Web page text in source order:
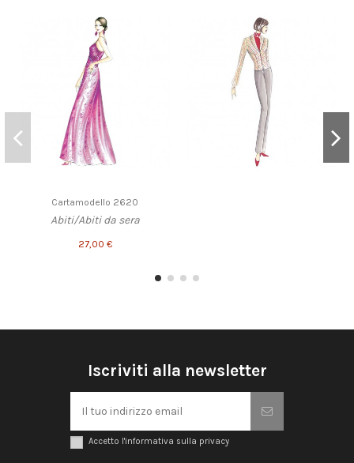
Cartamodello 2620
Abiti/Abiti da sera
27,00 €
Iscriviti alla newsletter
Accetto l'informativa sulla privacy